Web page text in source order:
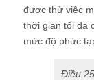
được thử việc
thời gian tối đa
mức độ phức
Điều